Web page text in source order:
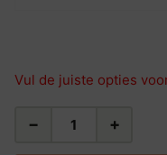
Vul de juiste opties
LEIDINGSTICKERS
− +